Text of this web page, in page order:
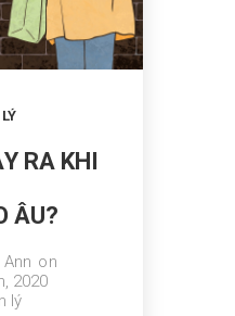
RA KHI
ÂU?
on
2020
lý